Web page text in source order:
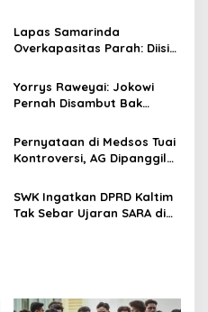
Lapas Samarinda
Overkapasitas Parah: Diisi
Ketua DPD RI Mengaku
“Sedih Melihatnya”
Yorrys Raweyai: Jokowi
Pernah Disambut Bak
Namun Konflik Tak Kunjung
Usai
Pernyataan di Medsos Tuai
Kontroversi, AG Dipanggil
SWK Ingatkan DPRD Kaltim
Tak Sebar Ujaran SARA di